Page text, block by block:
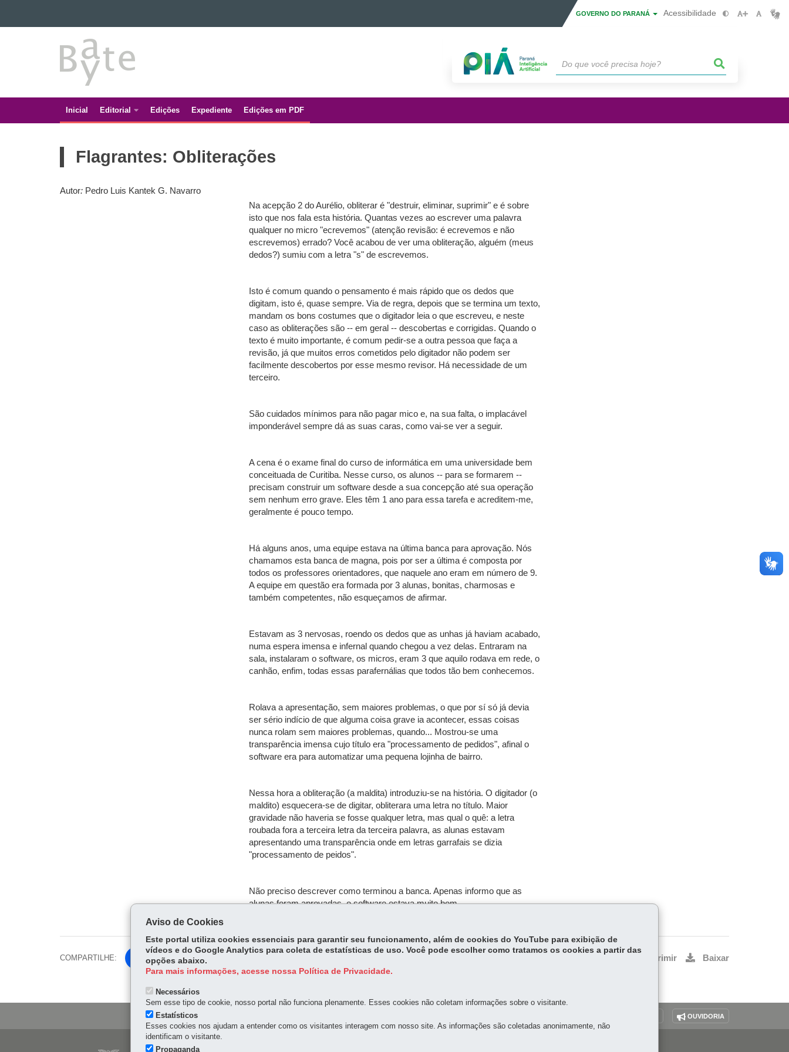
Ir para a navegação
Ir para a busca
GOVERNO DO PARANÁ Acessibilidade
BATE
BYTE
Navegação
Inicial Editorial Edições Expediente Edições em PDF
Flagrantes: Obliterações
Autor: Pedro Luis Kantek G. Navarro
Na acepção 2 do Aurélio, obliterar é "destruir, eliminar, suprimir" e é sobre
isto que nos fala esta história. Quantas vezes ao escrever uma palavra
qualquer no micro "ecrevemos" (atenção revisão: é ecrevemos e não
escrevemos) errado? Você acabou de ver uma obliteração, alguém (meus
dedos?) sumiu com a letra "s" de escrevemos.
Isto é comum quando o pensamento é mais rápido que os dedos que
digitam, isto é, quase sempre. Via de regra, depois que se termina um texto,
mandam os bons costumes que o digitador leia o que escreveu, e neste
caso as obliterações são -- em geral -- descobertas e corrigidas. Quando o
texto é muito importante, é comum pedir-se a outra pessoa que faça a
revisão, já que muitos erros cometidos pelo digitador não podem ser
facilmente descobertos por esse mesmo revisor. Há necessidade de um
terceiro.
São cuidados mínimos para não pagar mico e, na sua falta, o implacável
imponderável sempre dá as suas caras, como vai-se ver a seguir.
A cena é o exame final do curso de informática em uma universidade bem
conceituada de Curitiba. Nesse curso, os alunos -- para se formarem --
precisam construir um software desde a sua concepção até sua operação
sem nenhum erro grave. Eles têm 1 ano para essa tarefa e acreditem-me,
geralmente é pouco tempo.
Há alguns anos, uma equipe estava na última banca para aprovação. Nós
chamamos esta banca de magna, pois por ser a última é composta por
todos os professores orientadores, que naquele ano eram em número de 9.
A equipe em questão era formada por 3 alunas, bonitas, charmosas e
também competentes, não esqueçamos de afirmar.
Estavam as 3 nervosas, roendo os dedos que as unhas já haviam acabado,
numa espera imensa e infernal quando chegou a vez delas. Entraram na
sala, instalaram o software, os micros, eram 3 que aquilo rodava em rede, o
canhão, enfim, todas essas parafernálias que todos tão bem conhecemos.
Rolava a apresentação, sem maiores problemas, o que por sí só já devia
ser sério indício de que alguma coisa grave ia acontecer, essas coisas
nunca rolam sem maiores problemas, quando... Mostrou-se uma
transparência imensa cujo título era "processamento de pedidos", afinal o
software era para automatizar uma pequena lojinha de bairro.
Nessa hora a obliteração (a maldita) introduziu-se na história. O digitador (o
maldito) esquecera-se de digitar, obliterara uma letra no título. Maior
gravidade não haveria se fosse qualquer letra, mas qual o quê: a letra
roubada fora a terceira letra da terceira palavra, as alunas estavam
apresentando uma transparência onde em letras garrafais se dizia
"processamento de peidos".
Não preciso descrever como terminou a banca. Apenas informo que as
alunas foram aprovadas, o software estava muito bom.
COMPARTILHE:
Fa
ce
bo
ok
itt
Imprimir Baixar
OUVIDORIA
Aviso de Cookies
Este portal utiliza cookies essenciais para garantir seu funcionamento, além de cookies do YouTube para exibição de
vídeos e do Google Analytics para coleta de estatísticas de uso. Você pode escolher como tratamos os cookies a partir das
opções abaixo.
Para mais informações, acesse nossa Política de Privacidade.
Necessários
Sem esse tipo de cookie, nosso portal não funciona plenamente. Esses cookies não coletam informações sobre o visitante.
Estatísticos
Esses cookies nos ajudam a entender como os visitantes interagem com nosso site. As informações são coletadas anonimamente, não
identificam o visitante.
Propaganda